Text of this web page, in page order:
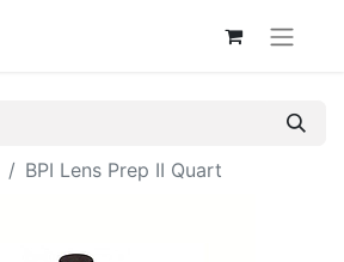
BPI Lens Prep II Quart